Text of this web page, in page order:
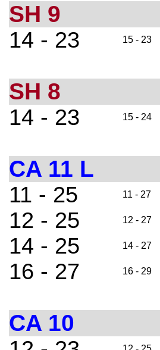
SH 9
14 - 23 15 - 23
SH 8
14 - 23 15 - 24
CA 11 L
11 - 25 11 - 27
12 - 25 12 - 27
14 - 25 14 - 27
16 - 27 16 - 29
CA 10